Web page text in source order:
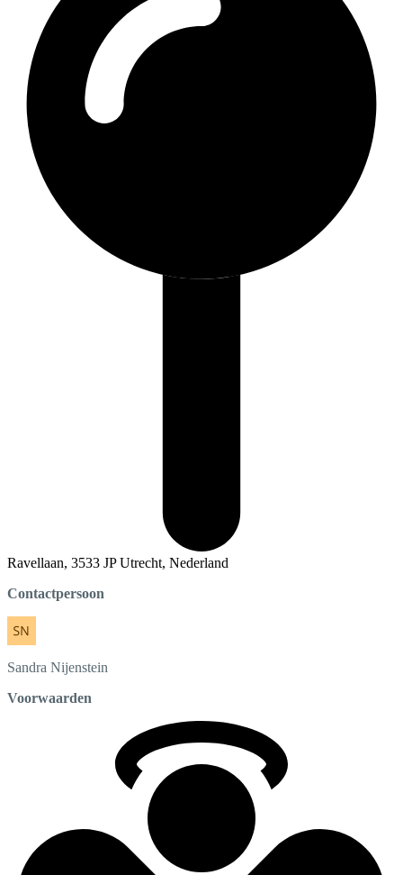
Ravellaan, 3533 JP Utrecht, Nederland
Contactpersoon
Sandra Nijenstein
Voorwaarden